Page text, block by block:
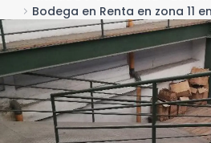
chevron_right Bodega en Renta en zona 11